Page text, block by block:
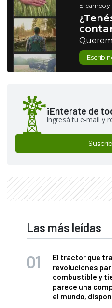
El campo y
¡Enterate de
Ingresá tu e-mail y
Las más leídas
El tractor que
revoluciones
combustible y
parece una
el mundo,